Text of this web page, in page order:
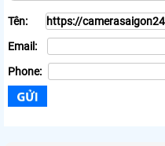
Tên:
Email:
Phone: